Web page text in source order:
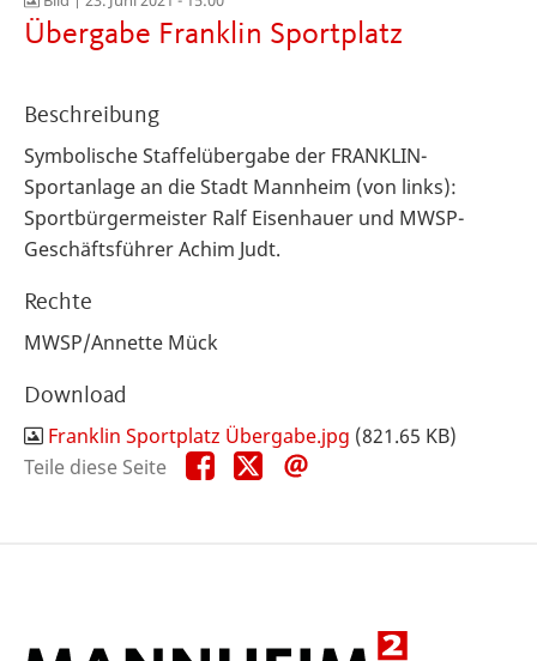
Übergabe Franklin Sportplatz
Beschreibung
Symbolische Staffelübergabe der FRANKLIN-
Sportanlage an die Stadt Mannheim (von links):
Sportbürgermeister Ralf Eisenhauer und MWSP-
Geschäftsführer Achim Judt.
Rechte
MWSP/Annette Mück
Download
Franklin Sportplatz Übergabe.jpg (821.65 KB)
Teile diese Seite
Teile
diese
Teile
diese